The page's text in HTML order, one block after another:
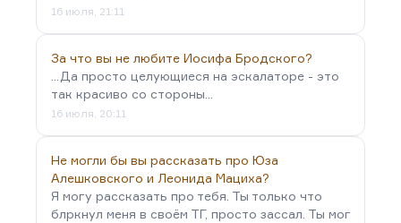
16 июля, 21:11
За что вы не любите Иосифа Бродского?
...Да просто целующиеся на эскалаторе - это
так красиво со стороны...
16 июля, 20:11
Не могли бы вы рассказать про Юза
Алешковского и Леонида Мациха?
Я могу рассказать про тебя. Ты только что
блркнул меня в своём ТГ, просто зассал. Ты мог